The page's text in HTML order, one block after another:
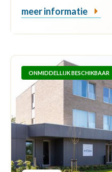
meer informatie
ONMIDDELLIJK BESCHIKBAAR